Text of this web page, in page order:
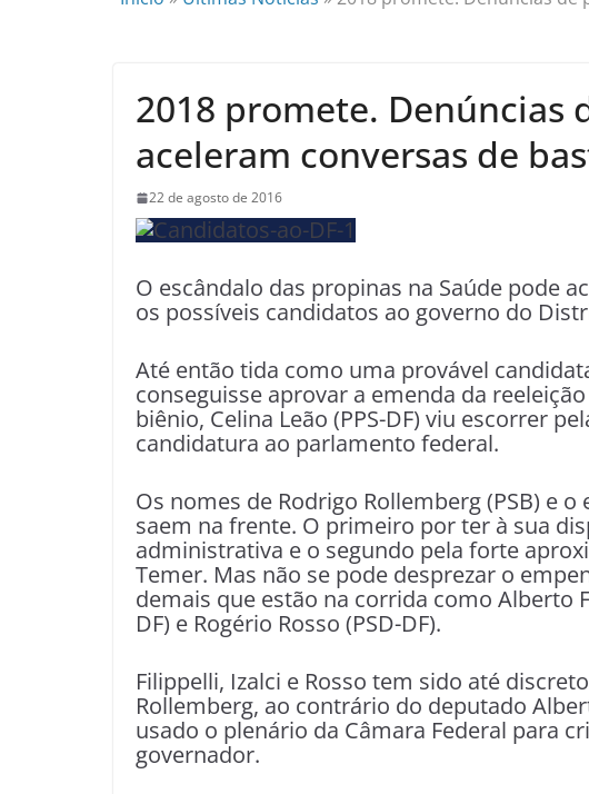
2018 promete. Denúncias
aceleram conversas de
22 de agosto de 2016
O escândalo das propinas na Saúde pode
os possíveis candidatos ao governo do
Até então tida como uma provável
conseguisse aprovar a emenda da
biênio, Celina Leão (PPS-DF) viu escorrer
candidatura ao parlamento federal.
Os nomes de Rodrigo Rollemberg (PSB) e o
saem na frente. O primeiro por ter à sua
administrativa e o segundo pela forte
Temer. Mas não se pode desprezar o
demais que estão na corrida como Alberto
DF) e Rogério Rosso (PSD-DF).
Filippelli, Izalci e Rosso tem sido até
Rollemberg, ao contrário do deputado
usado o plenário da Câmara Federal para
governador.